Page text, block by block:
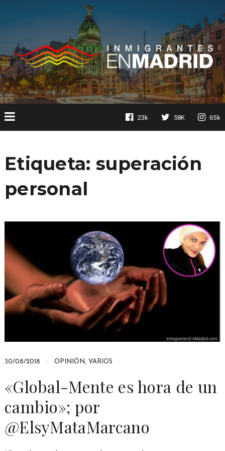
23k 58K 65k
Etiqueta: superación
personal
30/08/2018 OPINIÓN, VARIOS
«Global-Mente es hora de un
cambio»; por
@ElsyMataMarcano